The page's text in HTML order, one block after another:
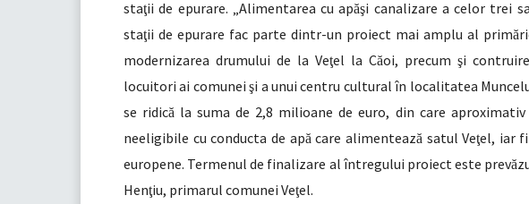
staţii de epurare. „Alimentarea cu apăşi canalizare a celor trei
staţii de epurare fac parte dintr-un proiect mai amplu al primă
modernizarea drumului de la Veţel la Căoi, precum şi
locuitori ai comuneişi a unui centru cultural în localitatea
se ridică la suma de 2,8 milioane de euro, din care
neeligibile cu conducta de apăcare alimenteazăsatul Veţel, iar
europene. Termenul de finalizare al întregului proiect este prevă
Henţiu, primarul comunei Veţel.